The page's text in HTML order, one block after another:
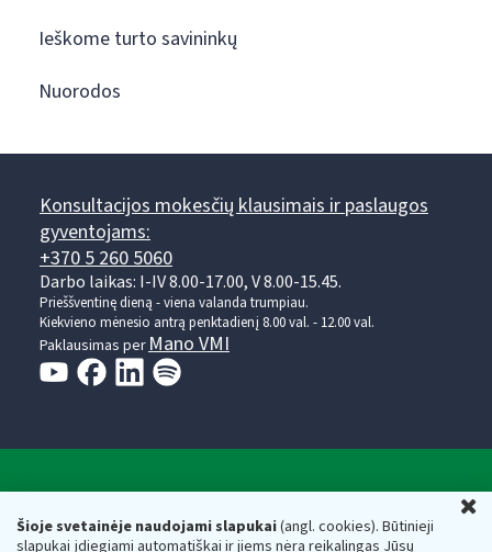
Šioje svetainėje naudojami slapukai(angl. cookies). Būtinieji
slapukai įdiegiami automatiškai ir jiems nėra reikalingas Jūsų
Ieškome turto savininkų
Nuorodos
Konsultacijos mokesčių klausimais ir paslaugos
gyventojams:
+370 5 260 5060
Darbo laikas: I-IV 8.00-17.00, V 8.00-15.45.
Prieššventinę dieną - viena valanda trumpiau.
Kiekvieno mėnesio antrą penktadienį 8.00 val. - 12.00 val.
Paklausimas per Mano VMI
Respublikos finansų ministerijos